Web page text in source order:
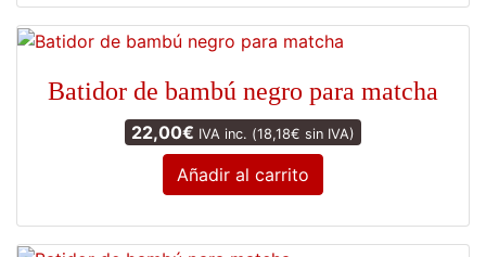
elegir
en
página
de
producto
Batidor de bambú negro para matcha
22,00€ IVA inc. (18,18€ sin IVA)
Añadir al carrito